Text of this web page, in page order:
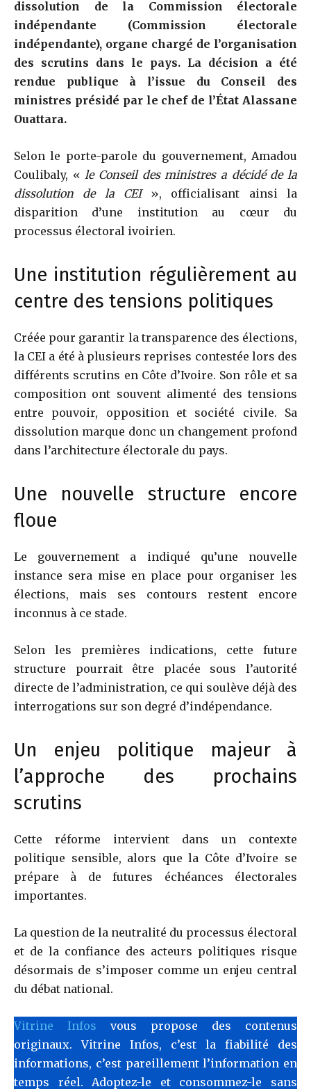
dissolution de la Commission électorale
indépendante (Commission électorale
indépendante), organe chargé de l’organisation
des scrutins dans le pays. La décision a été
rendue publique à l’issue du Conseil des
ministres présidé par le chef de l’État Alassane
Ouattara.
Selon le porte-parole du gouvernement, Amadou
Coulibaly, « le Conseil des ministres a décidé de la
dissolution de la CEI», officialisant ainsi la
disparition d’une institution au cœur du
processus électoral ivoirien.
Une institution régulièrement au
centre des tensions politiques
Créée pour garantir la transparence des élections,
la CEI a été à plusieurs reprises contestée lors des
différents scrutins en Côte d’Ivoire. Son rôle et sa
composition ont souvent alimenté des tensions
entre pouvoir, opposition et société civile. Sa
dissolution marque donc un changement profond
dans l’architecture électorale du pays.
Une nouvelle structure encore
floue
Le gouvernement a indiqué qu’une nouvelle
instance sera mise en place pour organiser les
élections, mais ses contours restent encore
inconnus à ce stade.
Selon les premières indications, cette future
structure pourrait être placée sous l’autorité
directe de l’administration, ce qui soulève déjà des
interrogations sur son degré d’indépendance.
Un enjeu politique majeur à
l’approche des prochains
scrutins
Cette réforme intervient dans un contexte
politique sensible, alors que la Côte d’Ivoire se
prépare à de futures échéances électorales
importantes.
La question de la neutralité du processus électoral
et de la confiance des acteurs politiques risque
désormais de s’imposer comme un enjeu central
du débat national.
Vitrine Infos vous propose des contenus
originaux. Vitrine Infos, c’est la fiabilité des
informations, c’est pareillement l’information en
temps réel. Adoptez-le et consommez-le sans